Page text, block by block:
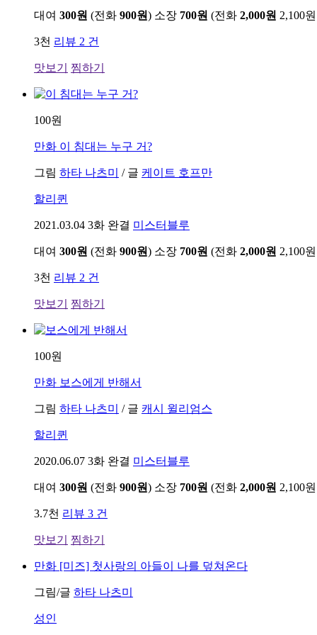
대여 300원 (전화 900원) 소장 700원 (전화 2,000원 2,100원
3천 리뷰 2 건
맛보기 찜하기
100원
만화 이 침대는 누구 거?
그림 하타 나츠미 / 글 케이트 호프만
할리퀸
2021.03.04 3화 완결 미스터블루
대여 300원 (전화 900원) 소장 700원 (전화 2,000원 2,100원
3천 리뷰 2 건
맛보기 찜하기
100원
만화 보스에게 반해서
그림 하타 나츠미 / 글 캐시 윌리엄스
할리퀸
2020.06.07 3화 완결 미스터블루
대여 300원 (전화 900원) 소장 700원 (전화 2,000원 2,100원
3.7천 리뷰 3 건
맛보기 찜하기
만화 [미즈] 첫사랑의 아들이 나를 덮쳐온다
그림/글 하타 나츠미
성인